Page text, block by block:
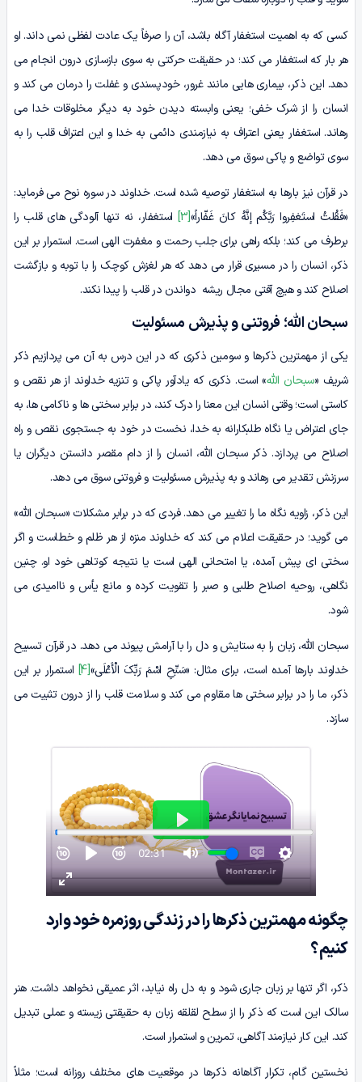
کسی که به اهمیت استغفار آگاه باشد، آن را صرفاً یک عادت لفظی نمی داند. او
هر بار که استغفار می کند؛ در حقیقت حرکتی به سوی بازسازی درون انجام می
دهد. این ذکر، بیماری هایی مانند غرور، خودپسندی و غفلت را درمان می کند و
انسان را از شرک خفی؛ یعنی وابسته دیدن خود به دیگر مخلوقات خدا می
رهاند. استغفار یعنی اعتراف به نیازمندی دائمی به خدا و این اعتراف قلب را به
سوی تواضع و پاکی سوق می دهد.
در قرآن نیز بارها به استغفار توصیه شده است. خداوند در سوره نوح می فرماید:
«فَقُلتُ استَغفِروا رَبَّکُم إنَّهُ کانَ غَفّاراً»[3]
استغفار، نه تنها آلودگی های قلب را
برطرف می کند؛ بلکه راهی برای جلب رحمت و مغفرت الهی است. استمرار بر این
ذکر، انسان را در مسیری قرار می دهد که هر لغزش کوچک را با توبه و بازگشت
اصلاح کند و هیچ آفتی مجال ریشه دواندن در قلب را پیدا نکند.
سبحان الله؛ فروتنی و پذیرش مسئولیت
یکی از مهمترین ذکرها و سومین ذکری که در این درس به آن می پردازیم ذکر
شریف «سبحان الله» است. ذکری که یادآور پاکی و تنزیه خداوند از هر نقص و
کاستی است؛ وقتی انسان این معنا را درک کند، در برابر سختی ها و ناکامی ها، به
جای اعتراض یا نگاه طلبکارانه به خدا، نخست در خود به جستجوی نقص و راه
اصلاح می پردازد. ذکر سبحان الله، انسان را از دام مقصر دانستن دیگران یا
سرزنش تقدیر می رهاند و به پذیرش مسئولیت و فروتنی سوق می دهد.
این ذکر، زاویه نگاه ما را تغییر می دهد. فردی که در برابر مشکلات «سبحان الله»
می گوید؛ در حقیقت اعلام می کند که خداوند منزه از هر ظلم و خطاست و اگر
سختی ای پیش آمده، یا امتحانی الهی است یا نتیجه کوتاهی خود او. چنین
نگاهی، روحیه اصلاح طلبی و صبر را تقویت کرده و مانع یأس و ناامیدی می
شود.
سبحان الله، زبان را به ستایش و دل را با آرامش پیوند می دهد. در قرآن تسبیح
خداوند بارها آمده است، برای مثال: «سَبِّحِ اسْمَ رَبِّکَ الْأَعْلَى»[4]
استمرار بر این
ذکر، ما را در برابر سختی ها مقاوم می کند و سلامت قلب را از درون تثبیت می
سازد.
چگونه مهمترین ذکرها را در زندگی روزمره خود وارد
کنیم؟
ذکر، اگر تنها بر زبان جاری شود و به دل راه نیابد، اثر عمیقی نخواهد داشت. هنر
سالک این است که ذکر را از سطح لقلقه زبان به حقیقتی زیسته و عملی تبدیل
کند. این کار نیازمند آگاهی، تمرین و استمرار است.
نخستین گام، تکرار آگاهانه ذکرها در موقعیت های مختلف روزانه است؛ مثلاً